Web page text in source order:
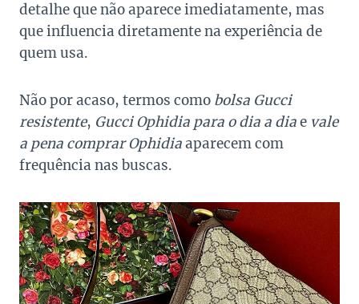
detalhe que não aparece imediatamente, mas
que influencia diretamente na experiência de
quem usa.
Não por acaso, termos como bolsa Gucci
resistente, Gucci Ophidia para o dia a diae vale
a pena comprar Ophidiaaparecem com
frequência nas buscas.